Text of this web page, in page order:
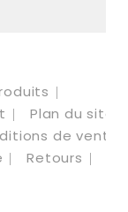
Plan du site
de vente
Retours